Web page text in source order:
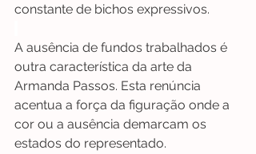
constante de bichos expressivos.
A ausência de fundos trabalhados é
outra característica da arte da
Armanda Passos. Esta renúncia
acentua a força da figuração onde a
cor ou a ausência demarcam os
estados do representado.